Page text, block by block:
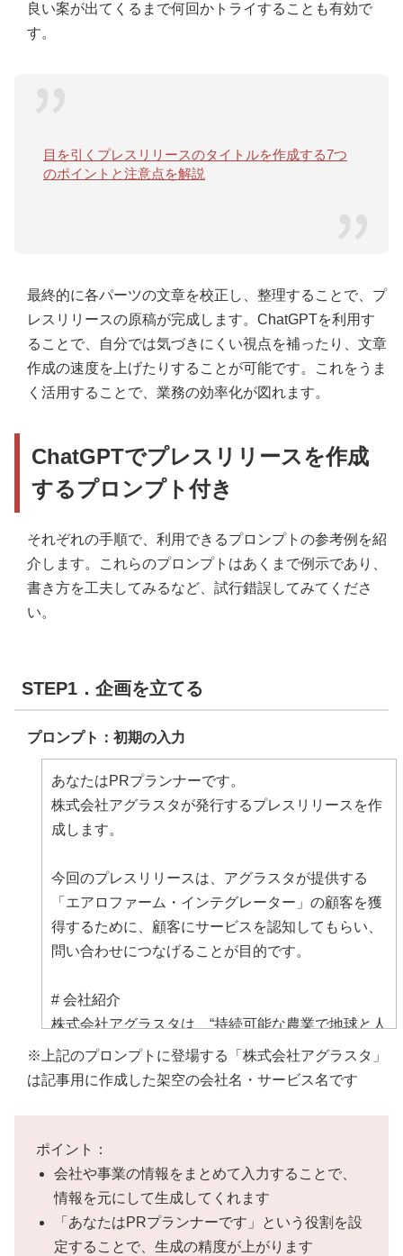
良い案が出てくるまで何回かトライすることも有効で
す。
目を引くプレスリリースのタイトルを作成する7つ
のポイントと注意点を解説
最終的に各パーツの文章を校正し、整理することで、プ
レスリリースの原稿が完成します。ChatGPTを利用す
ることで、自分では気づきにくい視点を補ったり、文章
作成の速度を上げたりすることが可能です。これをうま
く活用することで、業務の効率化が図れます。
ChatGPTでプレスリリースを作成
するプロンプト付き
それぞれの手順で、利用できるプロンプトの参考例を紹
介します。これらのプロンプトはあくまで例示であり、
書き方を工夫してみるなど、試行錯誤してみてくださ
い。
STEP1．企画を立てる
プロンプト：初期の入力
あなたはPRプランナーです。
株式会社アグラスタが発行するプレスリリースを作
成します。
今回のプレスリリースは、アグラスタが提供する
「エアロファーム・インテグレーター」の顧客を獲
得するために、顧客にサービスを認知してもらい、
問い合わせにつなげることが目的です。
# 会社紹介
株式会社アグラスタは、“持続可能な農業で地球と人
の未来を守る”をミッションに掲げる農業スタートア
ップです。ドローンとAIなどの先端技術を農業技術
ます。このサービスを通じて、農業生産の効率化と
環境への影響を軽減し、より持続可能な農業の未来
を創造しています。
# 提供サービス「エアロファーム・インテグレータ
※上記のプロンプトに登場する「株式会社アグラスタ」
は記事用に作成した架空の会社名・サービス名です
ポイント：
会社や事業の情報をまとめて入力することで、
情報を元にして生成してくれます
「あなたはPRプランナーです」という役割を設
定することで、生成の精度が上がります